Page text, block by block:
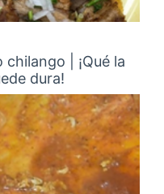
| ¡Qué la
dura!